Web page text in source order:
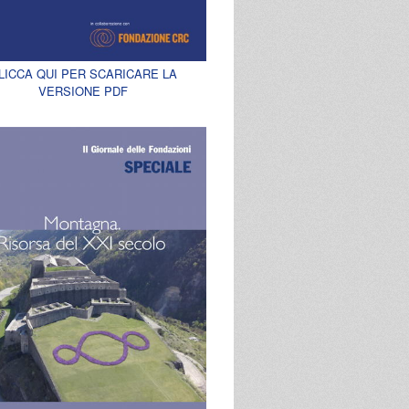
QUI PER SCARICARE LA
VERSIONE PDF